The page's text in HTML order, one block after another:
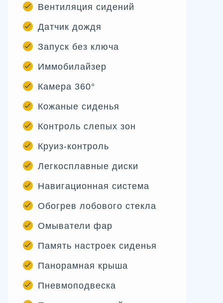
Вентиляция сидений
Датчик дождя
Запуск без ключа
Иммобилайзер
Камера 360°
Кожаные сиденья
Контроль слепых зон
Круиз-контроль
Легкосплавные диски
Навигационная система
Обогрев лобового стекла
Омыватели фар
Память настроек сиденья
Панорамная крыша
Пневмоподвеска